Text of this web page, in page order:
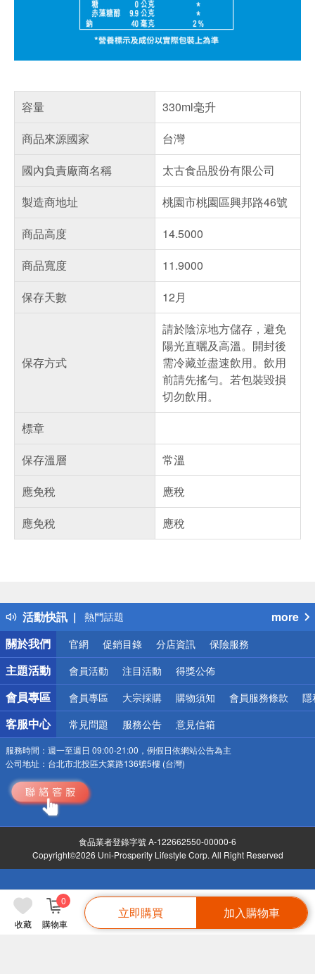
收藏 購物車
0
立即購買 加入購物車
容量
330ml毫升
商品來源國家
台灣
國內負責廠商名稱
太古食品股份有限公司
製造商地址
桃園市桃園區興邦路46號
商品高度
14.5000
商品寬度
11.9000
保存天數
12月
保存方式
請於陰涼地方儲存，避免
陽光直曬及高溫。開封後
需冷藏並盡速飲用。飲用
前請先搖勻。若包裝毀損
切勿飲用。
標章
保存溫層
常溫
應免稅
應稅
應免稅
應稅
活動快訊
得獎公告
熱門話題
銀行優惠
偏遠地區配送
詐騙網頁！請小心！
more
關於我們
官網 促銷目錄 分店資訊 保險服務
主題活動 會員活動 注目活動 得獎公佈
會員專區 會員專區 大宗採購 購物須知 會員服務條款 隱
客服中心 常見問題 服務公告 意見信箱
服務時間： 週一至週日 09:00-21:00，例假日依網站公告為主
公司地址： 台北市北投區大業路136號5樓 (台灣)
食品業者登錄字號 A-122662550-00000-6
Copyright©2026 Uni-Prosperity Lifestyle Corp. All Right Reserved